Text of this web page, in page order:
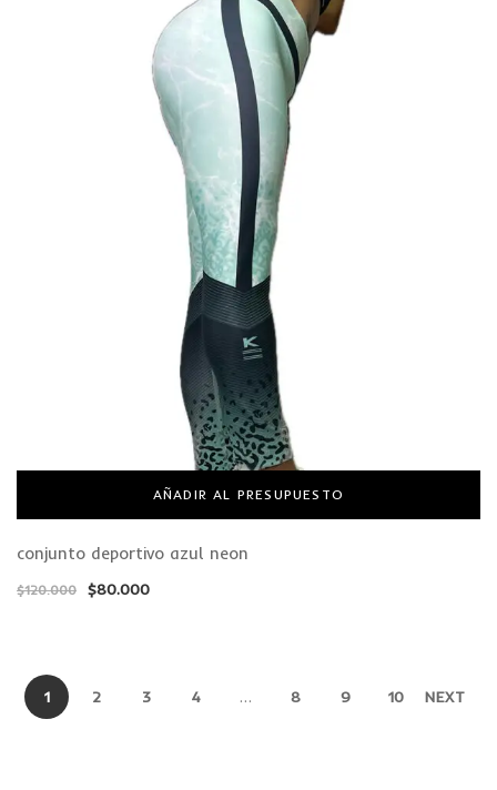
AÑADIR AL PRESUPUESTO
conjunto deportivo azul neon
$120.000 $80.000
1 2 3 4 … 8 9 10 NEXT